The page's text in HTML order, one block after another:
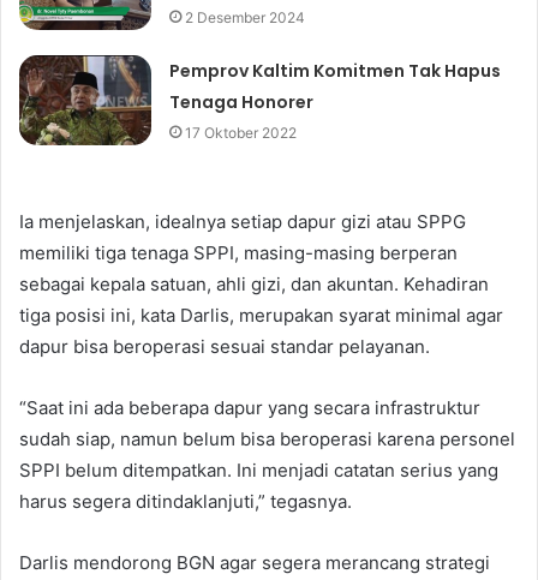
2 Desember 2024
Pemprov Kaltim Komitmen Tak Hapus
Tenaga Honorer
17 Oktober 2022
Ia menjelaskan, idealnya setiap dapur gizi atau SPPG
memiliki tiga tenaga SPPI, masing-masing berperan
sebagai kepala satuan, ahli gizi, dan akuntan. Kehadiran
tiga posisi ini, kata Darlis, merupakan syarat minimal agar
dapur bisa beroperasi sesuai standar pelayanan.
“Saat ini ada beberapa dapur yang secara infrastruktur
sudah siap, namun belum bisa beroperasi karena personel
SPPI belum ditempatkan. Ini menjadi catatan serius yang
harus segera ditindaklanjuti,” tegasnya.
Darlis mendorong BGN agar segera merancang strategi